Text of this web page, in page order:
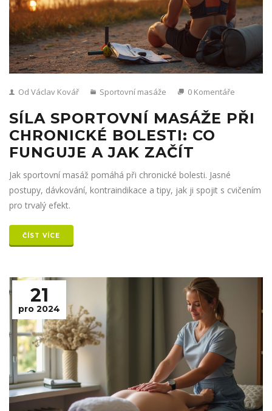
Od Václav Kovář Sportovní masáže 0 Komentáře
SÍLA SPORTOVNÍ MASÁŽE PŘI
CHRONICKÉ BOLESTI: CO
FUNGUJE A JAK ZAČÍT
Jak sportovní masáž pomáhá při chronické bolesti. Jasné
postupy, dávkování, kontraindikace a tipy, jak ji spojit s cvičením
pro trvalý efekt.
ČÍST VÍCE
21
pro 2024